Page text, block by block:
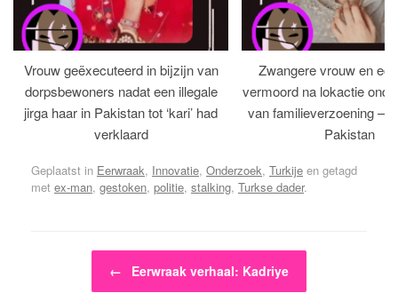
Vrouw geëxecuteerd in bijzijn van
dorpsbewoners nadat een illegale
jirga haar in Pakistan tot ‘kari’ had
verklaard
Zwangere vrouw en
vermoord na lokactie
van familieverzoening –
Pakistan
Geplaatst in Eerwraak, Innovatie, Onderzoek, Turkije en getagd
met ex-man, gestoken, politie, stalking, Turkse dader.
Bericht navigatie
← Eerwraak verhaal: Kadriye